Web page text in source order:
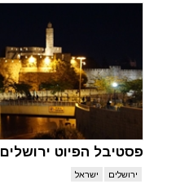
פסטיבל הפיוט ירושלים
ירושלים ישראל